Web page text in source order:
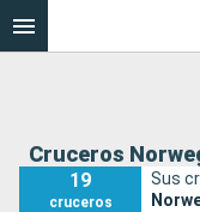
Cruceros
19
cruceros
Sus